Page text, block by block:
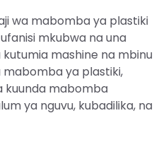
wa mabomba ya plastiki
mkubwa na una
kutumia mashine na mbinu
mabomba ya plastiki,
kuunda mabomba
ya nguvu, kubadilika, na